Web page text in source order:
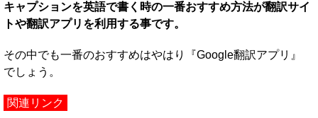
キャプションを英語で書く時の一番おすすめ方法が翻訳サイ
トや翻訳アプリを利用する事です。
その中でも一番のおすすめはやはり『Google翻訳アプリ』
でしょう。
関連リンク